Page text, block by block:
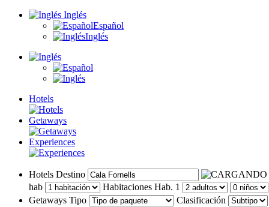
Inglés
Español
Inglés
Hotels
Getaways
Experiences
Hotels Destino
hab
Habitaciones Hab. 1
Getaways Tipo Clasificación